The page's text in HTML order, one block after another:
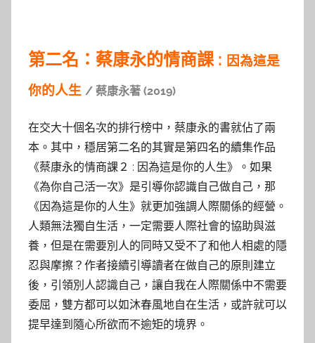
第二名：蔡康永的情商課 : 因為這是
你的人生 / 蔡康永著 (2019)
在交大十個名次的排行榜中，蔡康永的書就佔了兩
本。其中，穩居第二名的其實是第四名的續集作品
《蔡康永的情商課２ : 因為這是你的人生》。如果
《為你自己活一次》是引導你認識自己做自己，那
《因為這是你的人生》就更加強調人際關係的經營。
人類無法獨自生活，一定需要人際社會的協助與滋
養，但是在需要別人的同時又受不了和他人相處的隱
忍與摩擦？作者接續引導讀者在做自己的原則建立
後，引領別人認識自己，讓自我在人際關係中不需要
委屈，雙方都可以如沐春風地自在生活，或許就可以
提早達到隨心所欲而不逾矩的境界。